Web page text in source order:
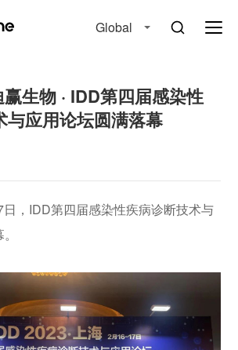
Global
生物 · IDD第四届感染性
与应用论坛圆满落幕
，IDD第四届感染性疾病诊断技术与